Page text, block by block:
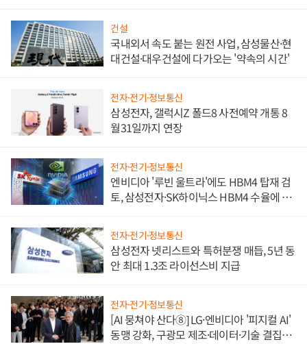
건설
국내외서 속도 붙는 원전 사업, 삼성물산·현
대건설·대우건설에 다가오는 '약속의 시간'
전자·전기·정보통신
삼성전자, 갤럭시Z 폴드8 사전예약 개통 8
월31일까지 연장
전자·전기·정보통신
엔비디아 '루빈 울트라'에도 HBM4 탑재 검
토, 삼성전자·SK하이닉스 HBM4 수율에 주
전자·전기·정보통신
삼성전자 넷리스트와 특허분쟁 매듭, 5년 동
안 최대 1.3조 라이선스비 지급
전자·전기·정보통신
[AI 뭉쳐야 산다⑧] LG·엔비디아 '피지컬 AI'
동맹 강화, 구광모 제조·데이터·기술 결집